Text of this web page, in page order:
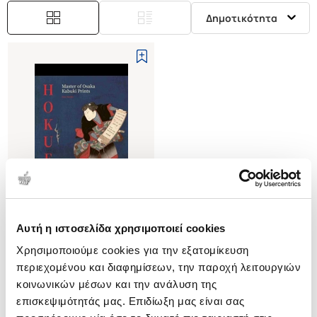
Αυτή η ιστοσελίδα χρησιμοποιεί cookies
Χρησιμοποιούμε cookies για την εξατομίκευση
περιεχομένου και διαφημίσεων, την παροχή λειτουργιών
κοινωνικών μέσων και την ανάλυση της
επισκεψιμότητάς μας. Επιδίωξη μας είναι σας
Δημοτικότητα
(0)
(H/B) Hokuei: Master of Osaka
Kabuki Prints
FIORILLO JOHN
Κωδ. Πολιτείας:7483-0019